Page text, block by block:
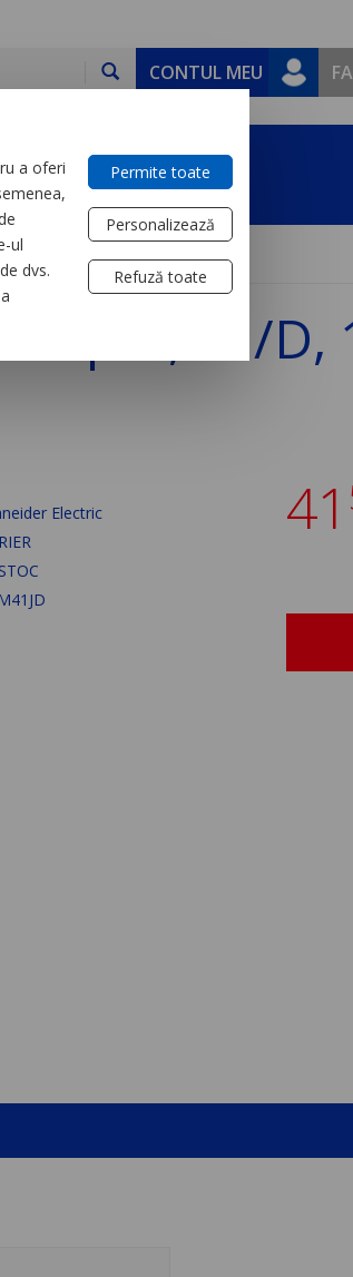
CONTUL MEU
CONTACT
Rpm, 4 I/D,
Electric
41
a oferi
ul
dvs.
Permite toate
Personalizează
Refuză toate